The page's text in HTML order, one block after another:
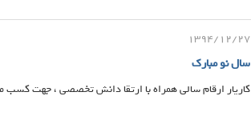
1394/12/27
سال نو مبارک
کاریار ارقام سالی همراه با ارتقا دانش تخصصی ، جهت